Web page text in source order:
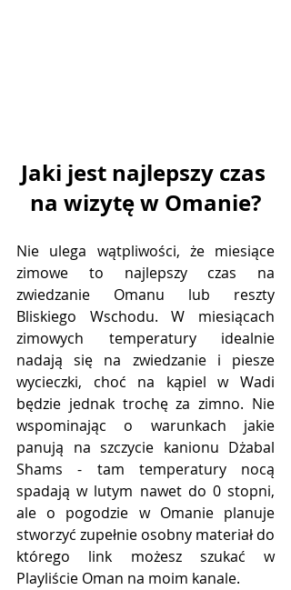
Jaki jest najlepszy czas
na wizytę w Omanie?
Nie ulega wątpliwości, że miesiące
zimowe to najlepszy czas na
zwiedzanie Omanu lub reszty
Bliskiego Wschodu. W miesiącach
zimowych temperatury idealnie
nadają się na zwiedzanie i piesze
wycieczki, choć na kąpiel w Wadi
będzie jednak trochę za zimno. Nie
wspominając o warunkach jakie
panują na szczycie kanionu Dżabal
Shams - tam temperatury nocą
spadają w lutym nawet do 0 stopni,
ale o pogodzie w Omanie planuje
stworzyć zupełnie osobny materiał do
którego link możesz szukać w
Playliście Oman na moim kanale.